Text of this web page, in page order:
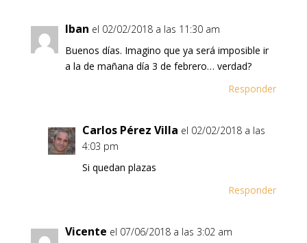
Iban el 02/02/2018 a las 11:30 am
Buenos días. Imagino que ya será imposible ir
a la de mañana día 3 de febrero… verdad?
Responder
Carlos Pérez Villa el 02/02/2018 a las
4:03 pm
Si quedan plazas
Responder
Vicente el 07/06/2018 a las 3:02 am